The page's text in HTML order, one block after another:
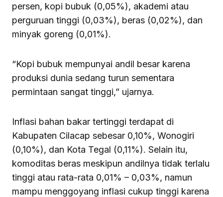
persen, kopi bubuk (0,05%), akademi atau
perguruan tinggi (0,03%), beras (0,02%), dan
minyak goreng (0,01%).
“Kopi bubuk mempunyai andil besar karena
produksi dunia sedang turun sementara
permintaan sangat tinggi,” ujarnya.
Inflasi bahan bakar tertinggi terdapat di
Kabupaten Cilacap sebesar 0,10%, Wonogiri
(0,10%), dan Kota Tegal (0,11%). Selain itu,
komoditas beras meskipun andilnya tidak terlalu
tinggi atau rata-rata 0,01% – 0,03%, namun
mampu menggoyang inflasi cukup tinggi karena